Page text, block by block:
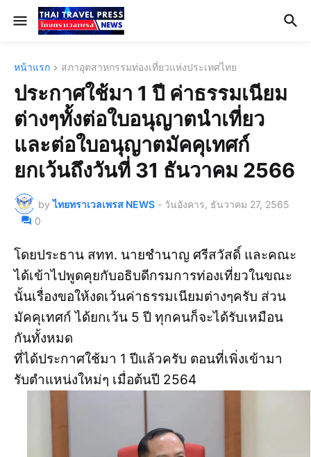
หน้าแรก สภาอุตสาหกรรมท่องเที่ยวแห่งประเทศไทย
ประกาศใช้มา 1 ปี ค่าธรรมเนียม
ต่างๆทั้งต่อใบอนุญาตนำเที่ยว
และต่อใบอนุญาตมัคคุเทศก์
ยกเว้นถึงวันที่ 31 ธันวาคม 2566
by ไทยทราเวลเพรส NEWS - วันอังคาร, ธันวาคม 27, 2565
0
โดยประธาน สทท. นายชำนาญ ศรีสวัสดิ์ และคณะ
ได้เข้าไปพูดคุยกับอธิบดีกรมการท่องเที่ยวในขณะ
นั้นเรื่องขอให้งดเว้นค่าธรรมเนียมต่างๆครับ ส่วน
มัคคุเทศก์ ได้ยกเว้น 5 ปี ทุกคนก็จะได้รับเหมือน
กันทั้งหมด
ที่ได้ประกาศใช้มา 1 ปีแล้วครับ ตอนที่เพิ่งเข้ามา
รับตำแหน่งใหม่ๆ เมื่อต้นปี 2564